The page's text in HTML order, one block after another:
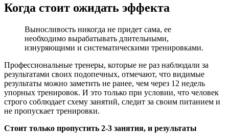
Когда стоит ожидать эффекта
Выносливость никогда не придет сама, ее
необходимо вырабатывать длительными,
изнуряющими и систематическими тренировками.
Профессиональные тренеры, которые не раз наблюдали за
результатами своих подопечных, отмечают, что видимые
результаты можно заметить не ранее, чем через 12 недель
упорных тренировок. И это только при условии, что человек
строго соблюдает схему занятий, следит за своим питанием и
не пропускает тренировки.
Стоит только пропустить 2-3 занятия, и результаты